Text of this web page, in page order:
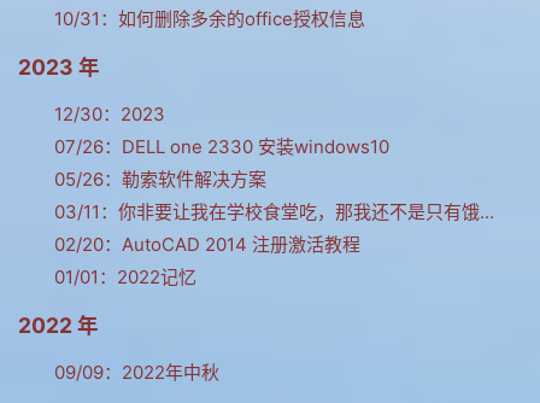
留言
10/31： 如何删除多余的office授权信息
2023 年
12/30： 2023
07/26： DELL one 2330 安装windows10
05/26： 勒索软件解决方案
03/11： 你非要让我在学校食堂吃，那我还不是只有饿...
02/20： AutoCAD 2014 注册激活教程
01/01： 2022记忆
2022 年
09/09： 2022年中秋